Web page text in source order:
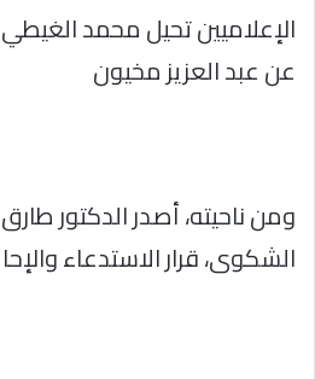
الإعلاميين تحيل محمد
عن عبد العزيز مخيون
ومن ناحيته، أصدر الدكتور
الشكوى، قرار الاستدعاء